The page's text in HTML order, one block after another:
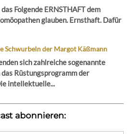
Folgende ERNSTHAFT dem
glauben. Ernsthaft. Dafür
Schwurbeln der Margot Käßmann
sich zahlreiche sogenannte
das Rüstungsprogramm der
intellektuelle...
abonnieren: